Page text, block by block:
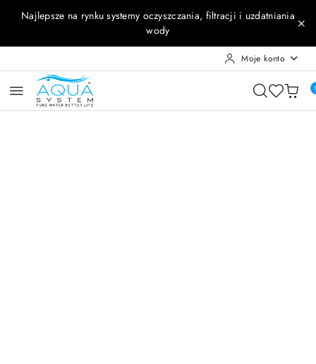
Przejdź do treści głównej
Przejdź do wyszukiwarki
Przejdź do moje konto
Przejdź do menu głównego
Przejdź do opisu produktu
Przejdź do stopki
Najlepsze na rynku systemy oczyszczania, filtracji i uzdatniania
wody
Moje konto